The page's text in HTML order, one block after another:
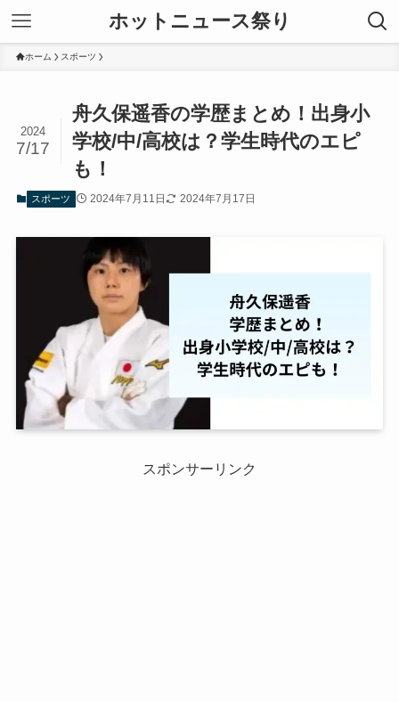
ホットニュース祭り
ホーム スポーツ
舟久保遥香の学歴まとめ！出身小
学校/中/高校は？学生時代のエピ
も！
2024
7/17
スポーツ 2024年7月11日 2024年7月17日
スポンサーリンク